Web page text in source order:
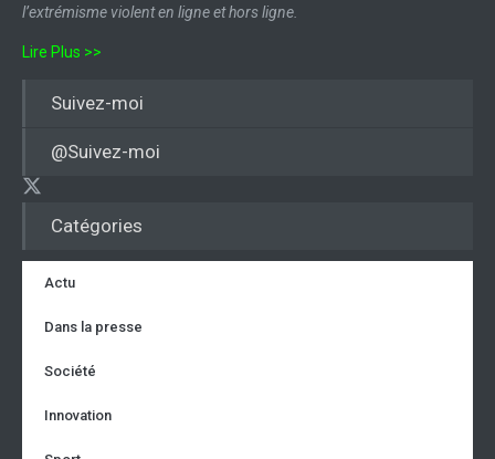
Catégories
Actu
Dans la presse
Société
Innovation
l’extrémisme violent en ligne et hors ligne.
Lire Plus >>
Suivez-moi
@Suivez-moi